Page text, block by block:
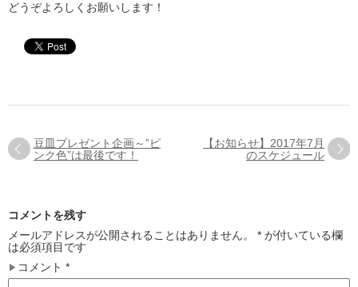
どうぞよろしくお願いします！
豆皿プレゼント企画～”ピ
ンク色”は最後です！
【お知らせ】2017年7月
のスケジュール
コメントを残す
メールアドレスが公開されることはありません。
* が付いている欄
は必須項目です
コメント *